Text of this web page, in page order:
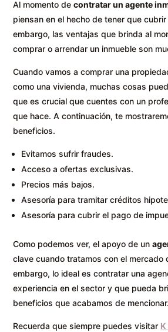
Al momento decontratar un agente
piensan en el hecho de tener que
embargo, las ventajas que brinda al
comprar o arrendar un inmueble son
Cuando vamos a comprar una
como una vivienda, muchas cosas
que es crucial que cuentes con un
que hace. A continuación, te
beneficios.
Evitamos sufrir fraudes.
Acceso a ofertas exclusivas.
Precios más bajos.
Asesoría para tramitar créditos
Asesoría para cubrir el pago de
Como podemos ver, el apoyo de un
clave cuando tratamos con el mercado
embargo, lo ideal es contratar una
experiencia en el sector y que pueda
beneficios que acabamos de mencionar.
Recuerda que siempre puedes visitar